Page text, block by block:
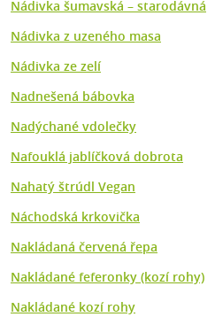
Nádivka šumavská –⁠ starodávná
Nádivka z uzeného masa
Nádivka ze zelí
Nadnešená bábovka
Nadýchané vdolečky
Nafouklá jablíčková dobrota
Nahatý štrúdl Vegan
Náchodská krkovička
Nakládaná červená řepa
Nakládané feferonky (kozí rohy)
Nakládané kozí rohy